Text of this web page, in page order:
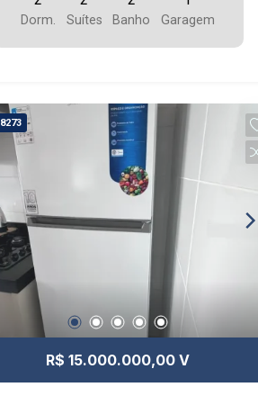
Dorm. Suítes Banho Garagem
8273
R$ 15.000.000,00 V